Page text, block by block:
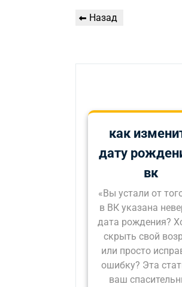
Навигация
Предыдущая
Назад
как
дату
вк
«Вы устали от
в ВК указана
дата рождения?
скрыть свой
или просто
ошибку? Эта
ваш